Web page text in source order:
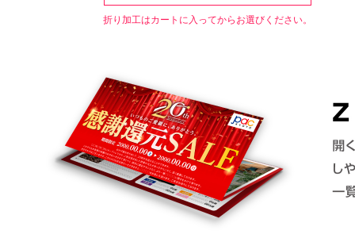
折り加工はカートに入ってからお選びください。